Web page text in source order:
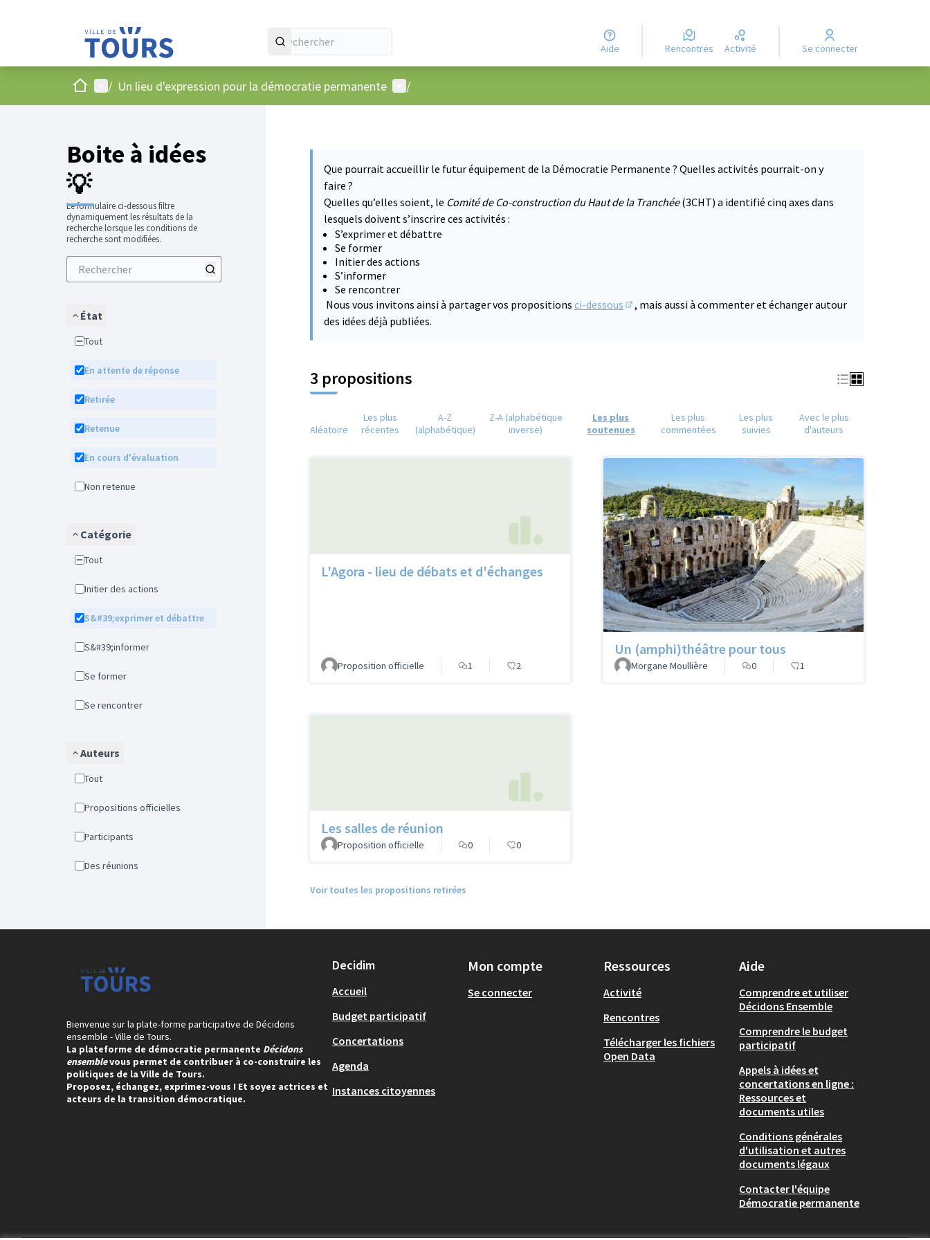
Aide Rencontres Activité Se connecter
AccueilMenu principal
/ Un lieu d'expression pour la démocratie permanente Menu utilisateur
/
Boite à idées
💡
Le formulaire ci-dessous filtre
dynamiquement les résultats de la
recherche lorsque les conditions de
recherche sont modifiées.
État
Tout
En attente de réponse
Retirée
Retenue
En cours d'évaluation
Non retenue
Catégorie
Tout
Initier des actions
S&#39;exprimer et débattre
S&#39;informer
Se former
Se rencontrer
Auteurs
Tout
Propositions officielles
Participants
Des réunions
Que pourrait accueillir le futur équipement de la Démocratie Permanente ? Quelles activités pourrait-on y
faire ?
Quelles qu’elles soient, le Comité de Co-construction du Haut de la Tranchée(3CHT) a identifié cinq axes dans
lesquels doivent s’inscrire ces activités :
S’exprimer et débattre
Se former
Initier des actions
S’informer
Se rencontrer
Nous vous invitons ainsi à partager vos propositions ci-dessous
, mais aussi à commenter et échanger autour
des idées déjà publiées.
3 propositions
Aléatoire
Les plus
récentes
A-Z
(alphabétique)
Z-A (alphabétique
inverse)
Les plus
soutenues
Les plus
commentées
Les plus
suivies
Avec le plus
d'auteurs
L'Agora - lieu de débats et d'échanges
Proposition officielle 1 2
Un (amphi)théâtre pour tous
Morgane Moullière 0 1
Les salles de réunion
Proposition officielle 0 0
Voir toutes les propositions retirées
Bienvenue sur la plate-forme participative de Décidons
ensemble - Ville de Tours.
La plateforme de démocratie permanente Décidons
ensemblevous permet de contribuer à co-construire les
politiques de la Ville de Tours.
Proposez, échangez, exprimez-vous ! Et soyez actrices et
acteurs de la transition démocratique.
Decidim
Accueil
Budget participatif
Concertations
Agenda
Instances citoyennes
Mon compte
Se connecter
Ressources
Activité
Rencontres
Télécharger les fichiers
Open Data
Aide
Comprendre et utiliser
Décidons Ensemble
Comprendre le budget
participatif
Appels à idées et
concertations en ligne :
Ressources et
documents utiles
Conditions générales
d'utilisation et autres
documents légaux
Contacter l'équipe
Démocratie permanente